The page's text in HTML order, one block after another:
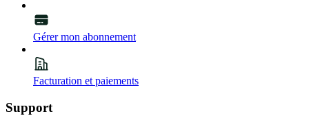
Gérer mon abonnement
Facturation et paiements
Support